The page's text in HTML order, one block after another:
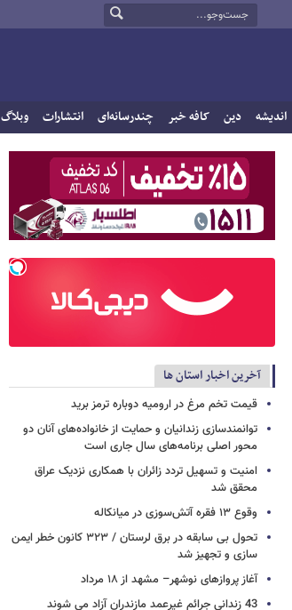
اندیشه دین کافه خبر چندرسانه‌ای انتشارات وبلاگ
آخرین اخبار استان ها
قیمت تخم مرغ در ارومیه دوباره ترمز برید
توانمندسازی زندانیان و حمایت از خانواده‌های آنان دو
محور اصلی برنامه‌های سال جاری است
امنیت و تسهیل تردد زائران با همکاری نزدیک عراق
محقق شد
وقوع ۱۳ فقره آتش‌سوزی در میانکاله
تحول بی سابقه در برق لرستان / ۳۲۳ کانون خطر ایمن
سازی و تجهیز شد
آغاز پروازهای نوشهر– مشهد از ۱۸ مرداد
43 زندانی جرائم غیرعمد مازندران آزاد می شوند